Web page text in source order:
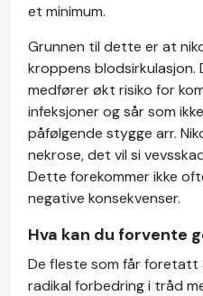
et minimum.
Grunnen til dette er at
kroppens blodsirkulasjon.
medfører økt risiko for
infeksjoner og sår som
påfølgende stygge arr.
nekrose, det vil si
Dette forekommer ikke
negative konsekvenser.
Hva kan du forvente
De fleste som får foretatt
radikal forbedring i tråd